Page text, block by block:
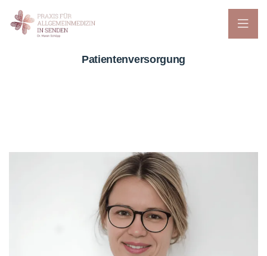
Patientenversorgung